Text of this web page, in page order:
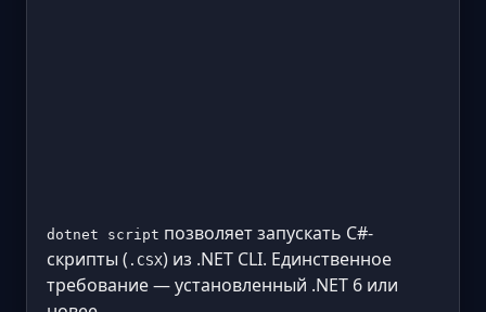
dotnet script позволяет запускать C#-
скрипты ( .CSX) из .NET CLI. Единственное
требование — установленный .NET 6 или